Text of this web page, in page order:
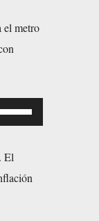
el metro
El